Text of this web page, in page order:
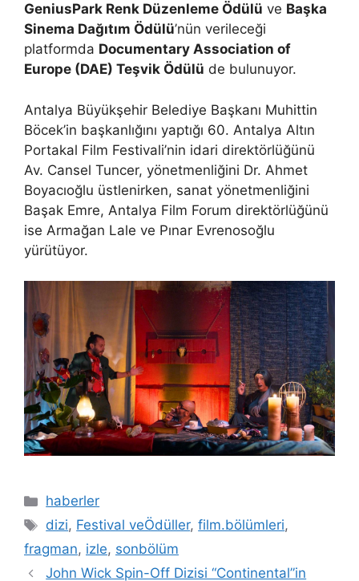
GeniusPark Renk Düzenleme Ödülü ve Başka
Sinema Dağıtım Ödülü’nün verileceği
platformda Documentary Association of
Europe (DAE) Teşvik Ödülü de bulunuyor.
Antalya Büyükşehir Belediye Başkanı Muhittin
Böcek’in başkanlığını yaptığı 60. Antalya Altın
Portakal Film Festivali’nin idari direktörlüğünü
Av. Cansel Tuncer, yönetmenliğini Dr. Ahmet
Boyacıoğlu üstlenirken, sanat yönetmenliğini
Başak Emre, Antalya Film Forum direktörlüğünü
ise Armağan Lale ve Pınar Evrenosoğlu
yürütüyor.
Kategoriler
haberler
Etiketler
dizi, Festival veÖdüller,film.bölümleri,
fragman, izle, sonbölüm
John Wick Spin-Off Dizisi “Continental”in